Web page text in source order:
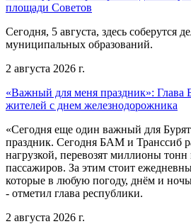
площади Советов
Сегодня, 5 августа, здесь соберутся
муниципальных образований.
2 августа 2026 г.
«Важный для меня праздник»: Глава
жителей с днем железнодорожника
«Сегодня еще один важный для
праздник. Сегодня БАМ и Транссиб
нагрузкой, перевозят миллионы
пассажиров. За этим стоит
которые в любую погоду, днём и
- отметил глава республики.
2 августа 2026 г.